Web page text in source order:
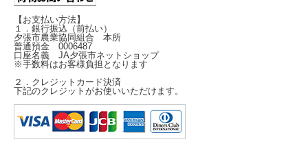
【お支払い方法】
１．銀行振込（前払い）
夕張市農業協同組合 本所
普通預金 0006487
口座名義 JA夕張市ネットショップ
※手数料はお客様負担となります
２．クレジットカード決済
下記のクレジットがお使いいただけます。